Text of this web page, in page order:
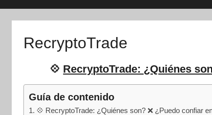
historia
Estafado.com
RecryptoTrade
💠 RecryptoTrade: ¿Quiénes
Guía de contenido
💠 RecryptoTrade: ¿Quiénes son? ❌ ¿Puedo confiar